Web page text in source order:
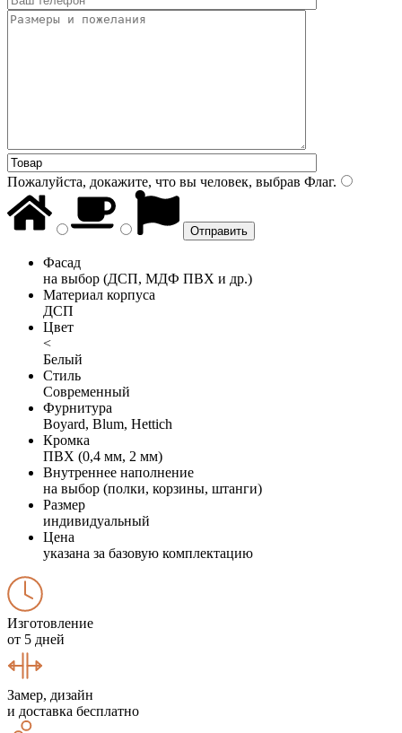
Пожалуйста, докажите, что вы человек, выбрав Флаг.
Фасад
на выбор (ДСП, МДФ ПВХ и др.)
Материал корпуса
ДСП
Цвет
<
Белый
Стиль
Современный
Фурнитура
Boyard, Blum, Hettich
Кромка
ПВХ (0,4 мм, 2 мм)
Внутреннее наполнение
на выбор (полки, корзины, штанги)
Размер
индивидуальный
Цена
указана за базовую комплектацию
Изготовление
от 5 дней
Замер, дизайн
и доставка бесплатно